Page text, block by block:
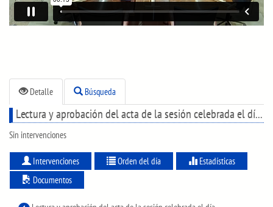
Detalle Búsqueda
Lectura y aprobación del acta de la sesión celebrada el día 13 de julio de 2021.
Sin intervenciones
Intervenciones Orden del día
Estadísticas
Documentos